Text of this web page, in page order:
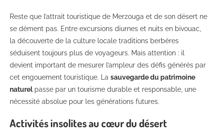
Reste que l’attrait touristique de Merzouga et de son désert ne
se dément pas. Entre excursions diurnes et nuits en bivouac,
la découverte de la culture locale traditions berbères
séduisent toujours plus de voyageurs. Mais attention : il
devient important de mesurer l’ampleur des défis générés par
cet engouement touristique. La sauvegarde du patrimoine
naturelpasse par un tourisme durable et responsable, une
nécessité absolue pour les générations futures.
Activités insolites au cœur du désert